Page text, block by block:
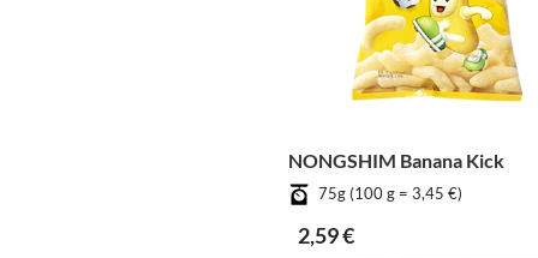
NONGSHIM Banana Kick
75g (100 g = 3,45 €)
2,59 €